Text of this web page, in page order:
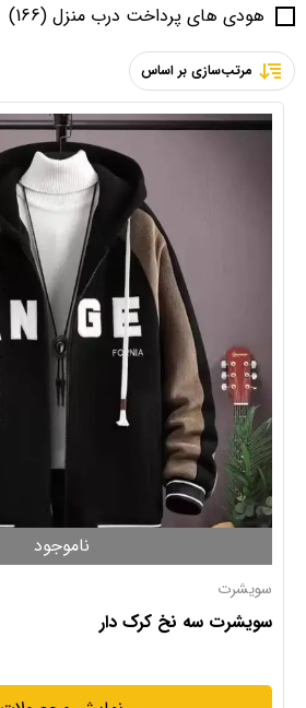
هودی های پرداخت درب منزل (166)
مرتب‌سازی بر اساس
ناموجود
سویشرت
سویشرت سه نخ کرک دار